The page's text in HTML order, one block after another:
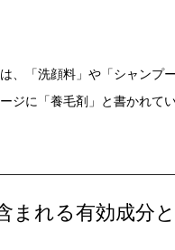
、「洗顔料」や「シャンプ
ジに「養毛剤」と書かれてい
まれる有効成分